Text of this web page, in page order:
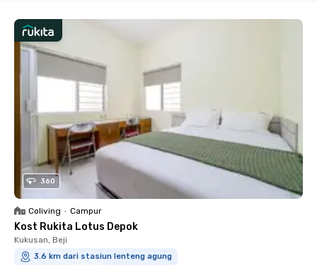
360
Coliving • Campur
Kost Rukita Lotus Depok
Kukusan, Beji
3.6 km dari stasiun lenteng agung